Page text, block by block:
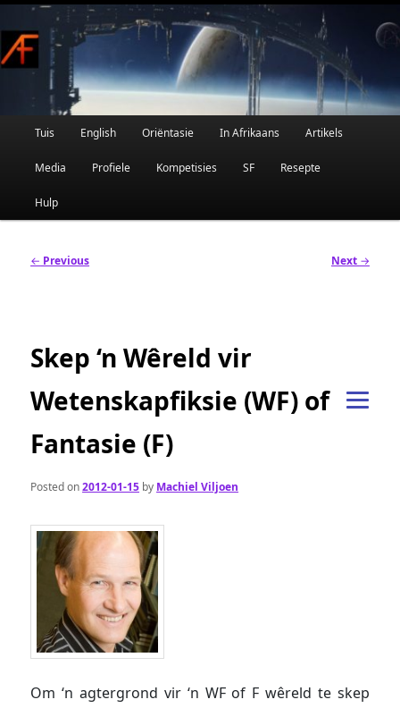
Skip
to
primary
content
Afrikaanse Wetenskapfiksie en Fantasie
Main
Tuis English Oriëntasie In Afrikaans Artikels
Media Profiele Kompetisies SF Resepte
Hulp
Post
← Previous Next →
Skep ‘n Wêreld vir
Wetenskapfiksie (WF) of
Fantasie (F)
Posted on2012-01-15 by Machiel Viljoen
Om ‘n agtergrond vir ‘n WF of F wêreld te skep